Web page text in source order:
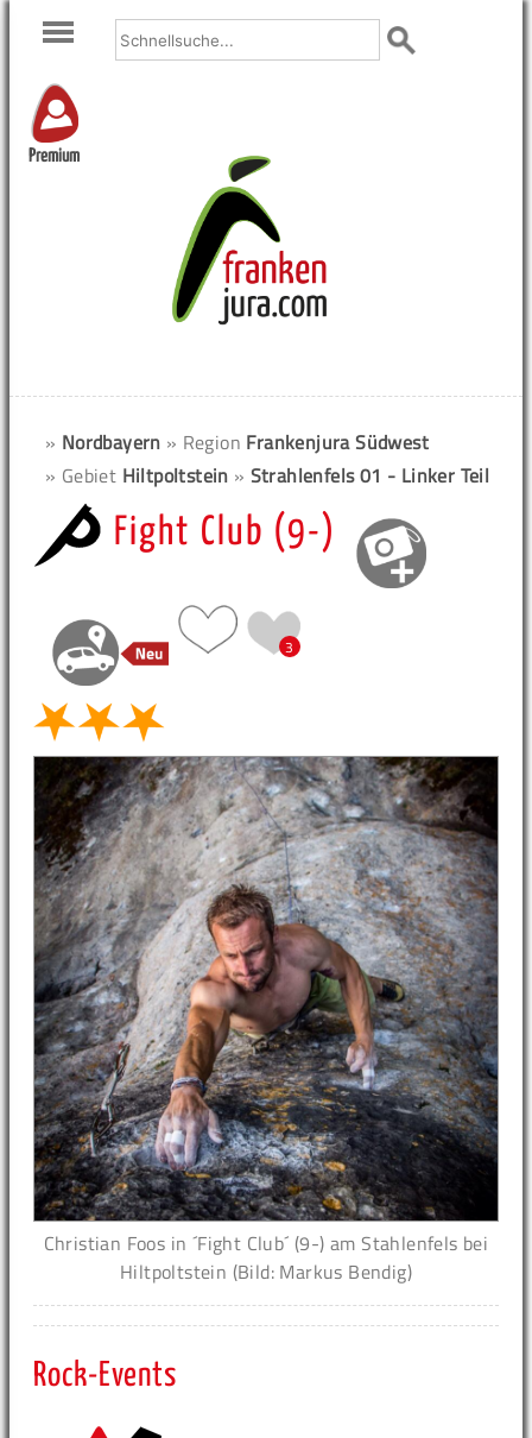
Premium
» Nordbayern » Region Frankenjura Südwest
» Gebiet Hiltpoltstein » Strahlenfels 01 - Linker Teil
Fight Club (9-)
3
Christian Foos in ´Fight Club´ (9-) am Stahlenfels bei
Hiltpoltstein (Bild: Markus Bendig)
Rock-Events